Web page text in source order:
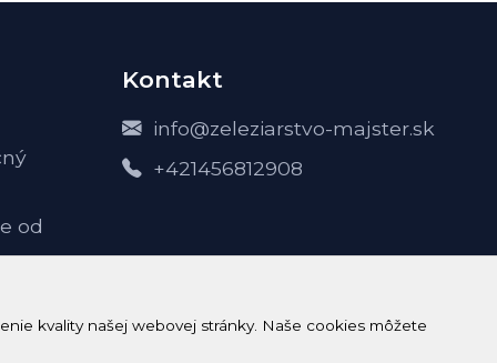
kvality našej webovej stránky. Naše cookies môžete
od
Kontakt
info@zeleziarstvo-majster.sk
+421456812908